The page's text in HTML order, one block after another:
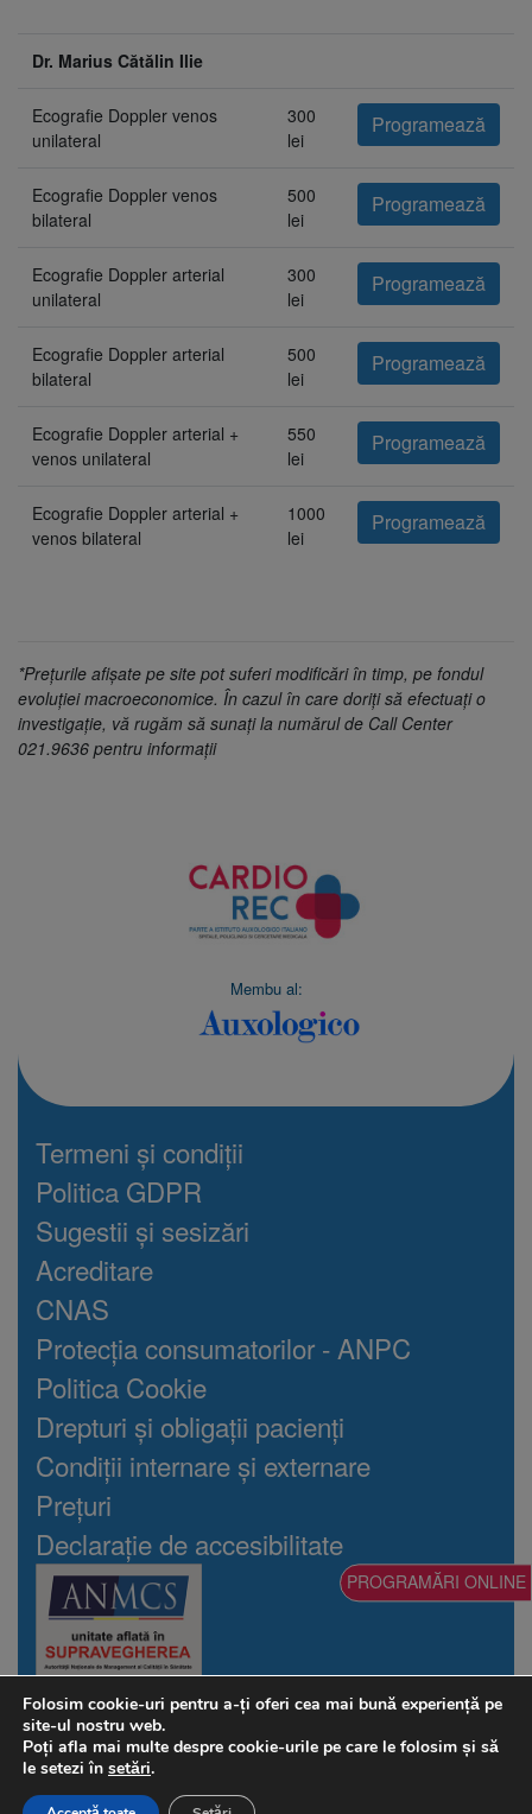
Dr. Marius Cătălin Ilie
Ecografie Doppler venos
unilateral
300
lei
Programează
Ecografie Doppler venos
bilateral
500
lei
Programează
Ecografie Doppler arterial
unilateral
300
lei
Programează
Ecografie Doppler arterial
bilateral
500
lei
Programează
Ecografie Doppler arterial +
venos unilateral
550
lei
Programează
Ecografie Doppler arterial +
venos bilateral
1000
lei
Programează
*Prețurile afișate pe site pot suferi modificări în timp, pe fondul
evoluției macroeconomice. În cazul în care doriți să efectuați o
investigație, vă rugăm să sunați la numărul de Call Center
021.9636 pentru informații
Membu al:
Termeni și condiții
Politica GDPR
Sugestii și sesizări
Acreditare
CNAS
Protecția consumatorilor - ANPC
Politica Cookie
Drepturi și obligații pacienți
Condiții internare și externare
Prețuri
Declarație de accesibilitate
©2026 Auxologico Cardiorec
Toate drepturile rezervate
CORBEANCA, Soseaua Unirii nr. 187, Jud. Ilfov
Folosim cookie-uri pentru a-ți oferi cea mai bună experiență pe
site-ul nostru web.
Poți afla mai multe despre cookie-urile pe care le folosim și să
le setezi în setări.
PROGRAMĂRI ONLINE